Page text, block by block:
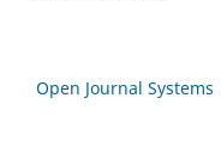
Open Journal Systems